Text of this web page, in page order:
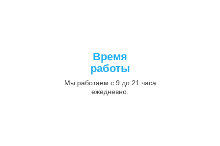
Время
работы
Мы работаем с 9 до 21 часа
ежедневно.